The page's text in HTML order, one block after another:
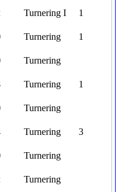
Turnering I
1
Turnering
1
Turnering
Turnering
1
Turnering
Turnering
3
Turnering
Turnering